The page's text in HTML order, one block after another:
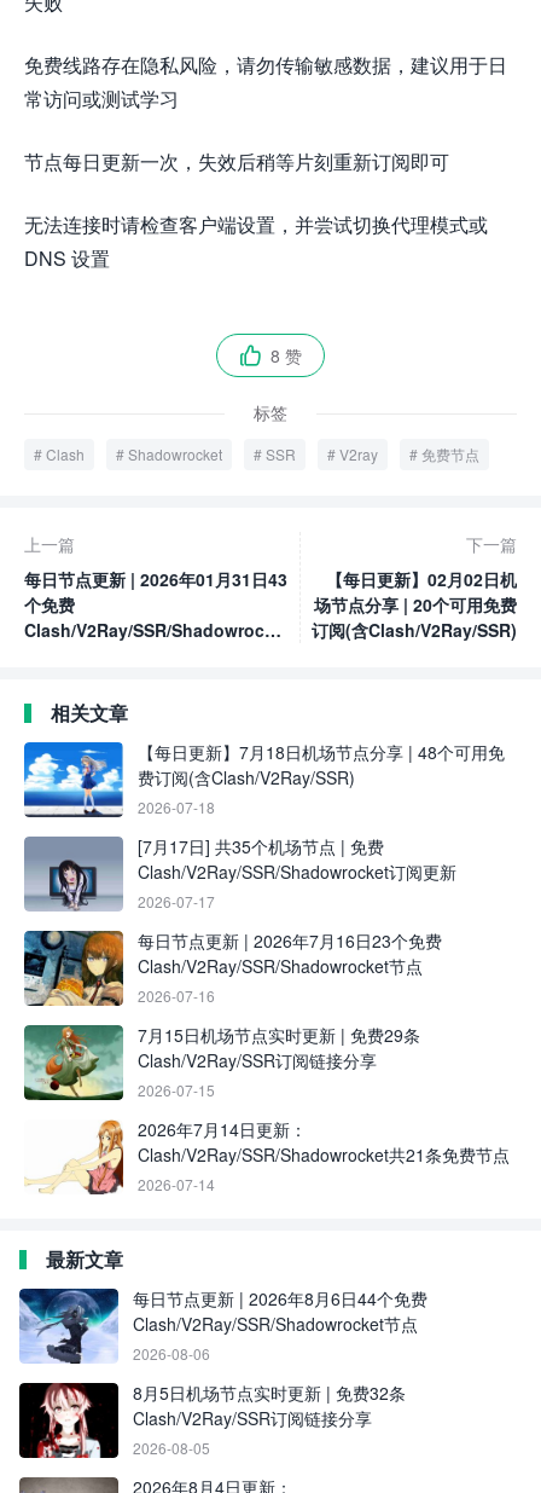
免费线路存在隐私风险，请勿传输敏感数据，建议用于日
常访问或测试学习
节点每日更新一次，失效后稍等片刻重新订阅即可
无法连接时请检查客户端设置，并尝试切换代理模式或
DNS 设置
 8 赞
标签
Clash Shadowrocket SSR V2ray 免费节点
上一篇
每日节点更新 | 2026年01月31日43
个免费
Clash/V2Ray/SSR/Shadowrocket
下一篇
【每日更新】02月02日机
场节点分享 | 20个可用免费
订阅(含Clash/V2Ray/SSR)
相关文章
【每日更新】7月18日机场节点分享 | 48个可用免
费订阅(含Clash/V2Ray/SSR)
2026-07-18
[7月17日] 共35个机场节点 | 免费
Clash/V2Ray/SSR/Shadowrocket订阅更新
2026-07-17
每日节点更新 | 2026年7月16日23个免费
Clash/V2Ray/SSR/Shadowrocket节点
2026-07-16
7月15日机场节点实时更新 | 免费29条
Clash/V2Ray/SSR订阅链接分享
2026-07-15
2026年7月14日更新：
Clash/V2Ray/SSR/Shadowrocket共21条免费节点
2026-07-14
最新文章
每日节点更新 | 2026年8月6日44个免费
Clash/V2Ray/SSR/Shadowrocket节点
2026-08-06
8月5日机场节点实时更新 | 免费32条
Clash/V2Ray/SSR订阅链接分享
2026-08-05
2026年8月4日更新：